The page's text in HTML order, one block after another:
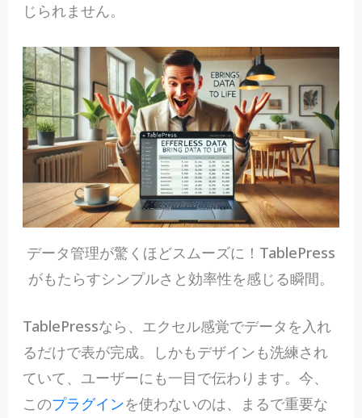
じられません。
データ管理が驚くほどスムーズに！TablePress
がもたらすシンプルさと効率性を感じる瞬間。
TablePressなら、エクセル感覚でデータを入れ
るだけで表が完成。しかもデザインも洗練され
ていて、ユーザーにも一目で伝わります。今、
このプラグインを使わないのは、まるで重要な